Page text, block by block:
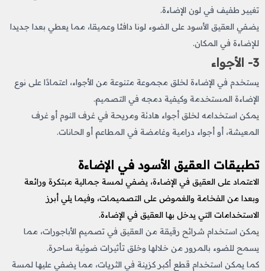
تغيير طفيف في لون الإضاءة.
يضفي العقيق الأسود على الضوء لونا دافئا وعميقا، مما يعطي بعدا جديدا
للإضاءة في المكان.
3- الأجواء
يستخدم في الإضاءة لخلق مجموعة متنوعة من الأجواء، اعتمادًا على نوع
الإضاءة المستخدمة وكيفية دمجه في التصميم.
يمكن استخدامه لخلق أجواء هادئة ومريحة في غرف النوم أو غرف
المعيشة، أو أجواء درامية وغامضة في المطاعم أو الحانات.
تطبيقات العقيق الأسود في الإضاءة
الاعتماد على العقيق في الإضاءة، يضفي لمسة جمالية مبتكرة ورائعة
وبعدا من الفخامة والغموض على التصميمات، وفيما يلي أبرز
الاستخدامات التي يدخل بها العقيق في الإضاءة.
يمكن استخدام شرائح رقيقة من العقيق في تصميم الأباجورات، مما
يسمح للضوء بالمرور من خلالها وخلق تأثيرات ضوئية ساحرة.
كما يمكن استخدام قطع أكبر كزينة في الثريات، مما يضفي عليها لمسة